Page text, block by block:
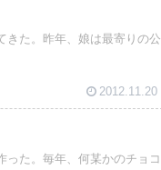
きた。昨年、娘は最寄りの公
2012.11.20
った。毎年、何某かのチョコ